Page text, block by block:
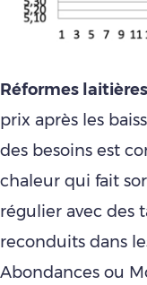
Réformes
prix après les
des besoins est
chaleur qui fait
régulier avec des
reconduits dans
Abondances ou